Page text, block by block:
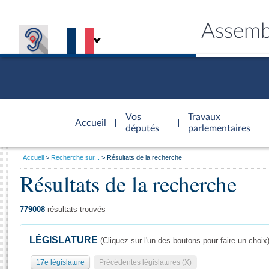
Accueil
d'accueil
Vos
députés
Travaux
parlementaires
Général
Vous
Accueil Recherche sur... Résultats de la recherche
Résultats de la recherche
779008 résultats trouvés
LÉGISLATURE (Cliquez sur l'un des boutons pour faire un choix)
17e législature Précédentes législatures (X)